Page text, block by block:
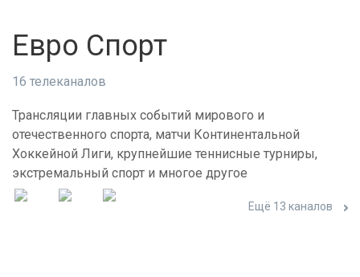
Евро Спорт
16 телеканалов
Трансляции главных событий мирового и
отечественного спорта, матчи Континентальной
Хоккейной Лиги, крупнейшие теннисные турниры,
экстремальный спорт и многое другое
Ещё 13 каналов